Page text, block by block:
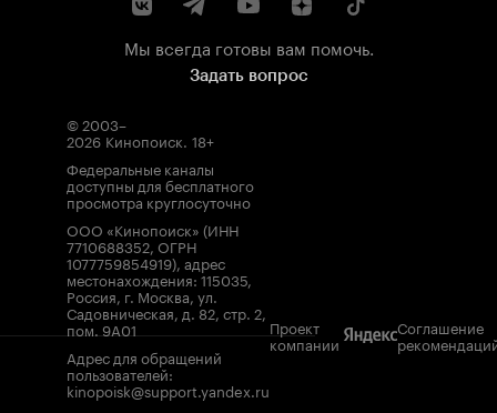
Мы всегда готовы вам помочь.
Задать вопрос
© 2003–
2026 Кинопоиск. 18+
Федеральные каналы
доступны для бесплатного
просмотра круглосуточно
ООО «Кинопоиск» (ИНН
7710688352, ОГРН
1077759854919), адрес
местонахождения: 115035,
Россия, г. Москва, ул.
Садовническая, д. 82, стр. 2,
пом. 9А01
Адрес для обращений
пользователей:
kinopoisk@support.yandex.ru
Проект
компании
Соглашение